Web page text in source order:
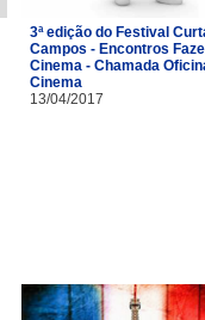
3ª edição do Festival
Campos - Encontros
Cinema - Chamada
Cinema
13/04/2017